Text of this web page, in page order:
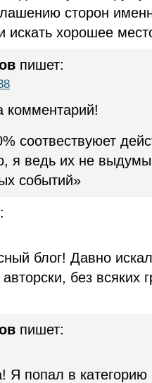
сторон
искать хорошее
пишет:
комментарий!
соотвествуюет
я ведь их не
событий»
блог! Давно
без всяких
пишет:
Я попал в